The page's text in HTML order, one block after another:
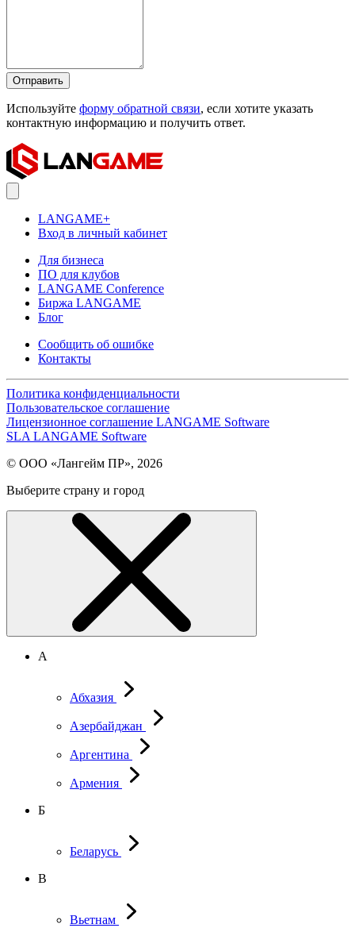
Отправить
Используйте форму обратной связи, если хотите указать
контактную информацию и получить ответ.
LANGAME+
Вход в личный кабинет
Для бизнеса
ПО для клубов
LANGAME Conference
Биржа LANGAME
Блог
Сообщить об ошибке
Контакты
Политика конфиденциальности
Пользовательское соглашение
Лицензионное соглашение LANGAME Software
SLA LANGAME Software
© ООО «Лангейм ПР», 2026
Выберите страну и город
А
Абхазия
Азербайджан
Аргентина
Армения
Б
Беларусь
В
Вьетнам